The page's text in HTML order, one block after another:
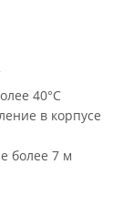
40°C
в корпусе
более 7 м